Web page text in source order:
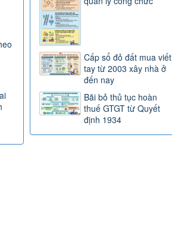
Cấp sổ đỏ đất mua viết
tay từ 2003 xây nhà ở
đến nay
Bãi bỏ thủ tục hoàn
thuế GTGT từ Quyết
định 1934